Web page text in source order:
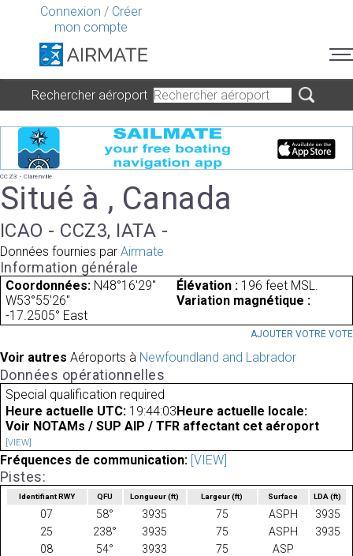
Connexion / Créer
mon compte
Rechercher aéroport
CCZ3 - Clarenville
Situé à , Canada
ICAO - CCZ3, IATA -
Données fournies par Airmate
Information générale
Coordonnées: N48°16'29"
W53°55'26"
Élévation : 196 feet MSL.
Variation magnétique :
-17.2505° East
AJOUTER VOTRE VOTE
Voir autres Aéroports à Newfoundland and Labrador
Données opérationnelles
Special qualification required
Heure actuelle UTC: 19:44:03 Heure actuelle locale:
Voir NOTAMs / SUP AIP / TFR affectant cet aéroport
[VIEW]
Fréquences de communication: [VIEW]
Pistes:
Identifiant RWY QFU Longueur(ft) Largeur(ft) Surface LDA(ft)
07 58° 3935 75 ASPH
3935
25
238° 3935 75 ASPH
3935
08
54° 3933 75
ASP